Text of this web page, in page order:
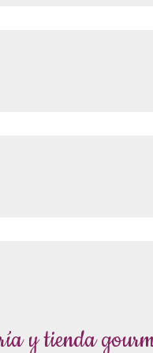
y tienda